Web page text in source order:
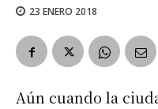
23 ENERO 2018
Aún cuando la